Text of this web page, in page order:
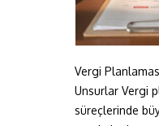
Vergi
Unsurlar Vergi
süreçlerinde